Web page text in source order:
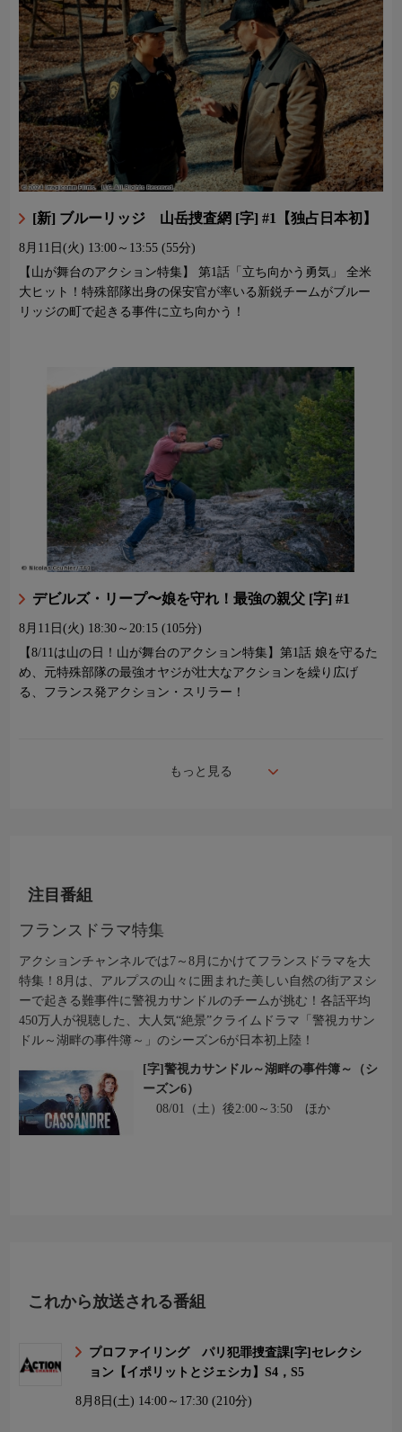
[新] ブルーリッジ 山岳捜査網 [字] #1【独占日本初】
8月11日(火) 13:00～13:55 (55分)
【山が舞台のアクション特集】 第1話「立ち向かう勇気」 全米
大ヒット！特殊部隊出身の保安官が率いる新鋭チームがブルー
リッジの町で起きる事件に立ち向かう！
デビルズ・リープ〜娘を守れ！最強の親父 [字] #1
8月11日(火) 18:30～20:15 (105分)
【8/11は山の日！山が舞台のアクション特集】第1話 娘を守るた
め、元特殊部隊の最強オヤジが壮大なアクションを繰り広げ
る、フランス発アクション・スリラー！
もっと見る
注目番組
フランスドラマ特集
アクションチャンネルでは7～8月にかけてフランスドラマを大
特集！8月は、アルプスの山々に囲まれた美しい自然の街アヌシ
ーで起きる難事件に警視カサンドルのチームが挑む！各話平均
450万人が視聴した、大人気“絶景”クライムドラマ「警視カサン
ドル～湖畔の事件簿～」のシーズン6が日本初上陸！
[字]警視カサンドル～湖畔の事件簿～（シ
ーズン6）
08/01（土）後2:00～3:50 ほか
これから放送される番組
プロファイリング パリ犯罪捜査課[字]セレクシ
ョン【イポリットとジェシカ】S4，S5
8月8日(土) 14:00～17:30 (210分)